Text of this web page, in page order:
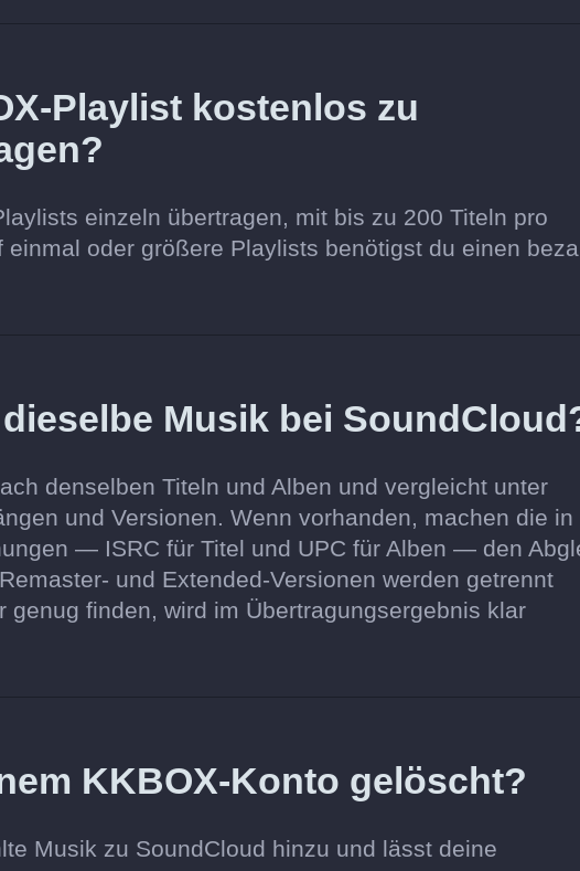
Playlist kostenlos zu
einzeln übertragen, mit bis zu 200 Titeln pro
oder größere Playlists benötigst du einen
Musik bei
denselben Titeln und Alben und vergleicht unter
und Versionen. Wenn vorhanden, machen die in
— ISRC für Titel und UPC für Alben — den
und Extended-Versionen werden getrennt
genug finden, wird im Übertragungsergebnis klar
KKBOX-Konto gelöscht?
Musik zu SoundCloud hinzu und lässt deine